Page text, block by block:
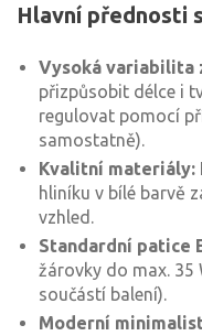
Hlavní přednosti
Vysoká variabilita
přizpůsobit délce i
regulovat pomocí
samostatně).
Kvalitní materiály:
hliníku v bílé barvě
vzhled.
Standardní patice
žárovky do max. 35
součástí balení).
Moderní